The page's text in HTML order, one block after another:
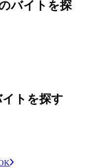
バイトを探
イトを探す